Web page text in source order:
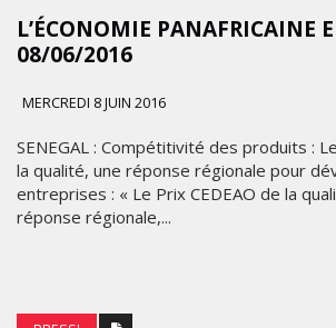
L’ÉCONOMIE ‪‎PANAFRICAINE
08/06/2016
MERCREDI 8 JUIN 2016
SENEGAL : Compétitivité des produits :
la qualité, une réponse régionale pour
entreprises : « Le Prix CEDEAO de la
réponse régionale,...